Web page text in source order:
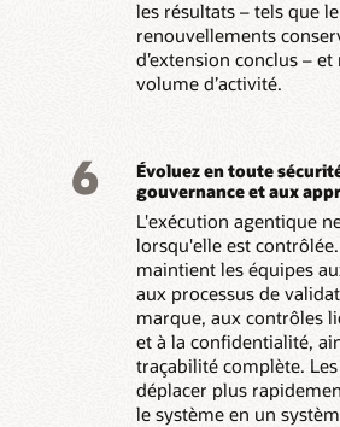
les résultats – tels que
renouvellements
d’extension conclus –
volume d’activité.
6
Évoluez en toute
gouvernance et aux
L'exécution agentique
lorsqu'elle est
maintient les équipes
aux processus de
marque, aux contrôles
et à la confidentialité,
traçabilité complète.
déplacer plus
le système en un